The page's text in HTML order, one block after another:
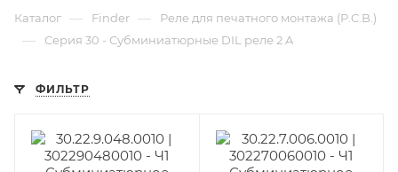
Каталог — Finder — Реле для печатного монтажа (P.C.B.)
— Серия 30 - Субминиатюрные DIL реле 2 A
ФИЛЬТР